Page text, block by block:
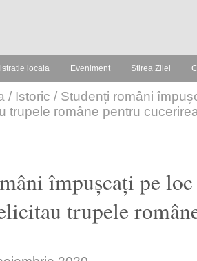
locala Eveniment Stirea Zilei
/ Istoric / Studenți români
trupele române pentru
împușcați pe
trupele